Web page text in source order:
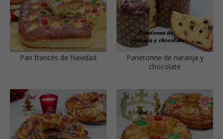
Pan francés de Navidad
Panetonne de naranja y
chocolate